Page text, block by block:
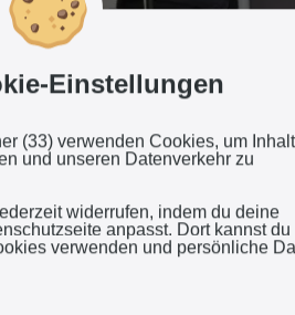
Nach ihrem Abschluss im
Wouter ganz auf JouwWeb.
weißt du was? Die
einem erfolgreichen,
Einstellungen
(33) verwenden Cookies, um
und unseren Datenverkehr zu
widerrufen, indem du deine
anpasst. Dort kannst du
verwenden und persönliche